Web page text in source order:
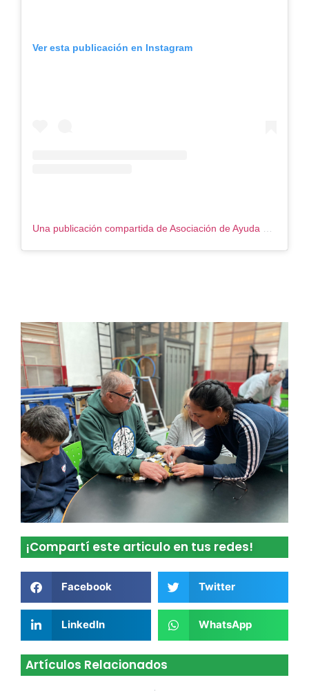
Ver esta publicación en Instagram
¡Compartí este articulo en tus redes!
Facebook Twitter
LinkedIn WhatsApp
Artículos Relacionados